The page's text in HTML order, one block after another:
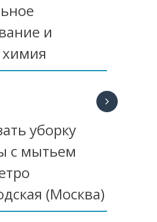
и
уборку
с мытьем
(Москва)